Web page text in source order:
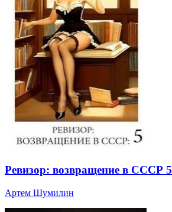
Ревизор: возвращение в СССР 5
Артем Шумилин